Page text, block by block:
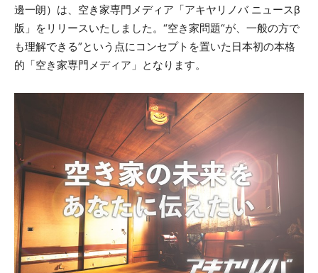
邊一朗）は、空き家専門メディア「アキヤリノバ ニュースβ
版」をリリースいたしました。“空き家問題“が、一般の方で
も理解できる”という点にコンセプトを置いた日本初の本格
的「空き家専門メディア」となります。